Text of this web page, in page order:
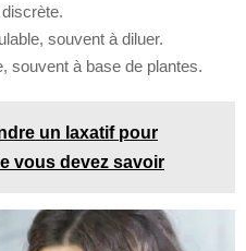
souvent à diluer.
souvent à base de plantes.
un laxatif pour
vous devez savoir